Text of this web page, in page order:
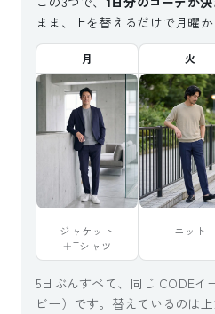
まま、上を替えるだけで月曜か
月
ジャケット
＋Tシャツ
火
ニット
5日ぶんすべて、同じ CODEイ
ビー）です。替えているのは